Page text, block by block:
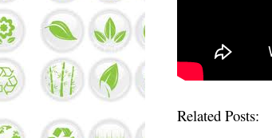
Related Posts: